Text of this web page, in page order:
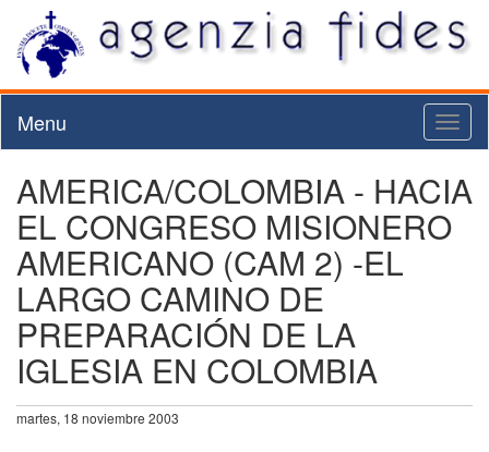
Menu
AMERICA/COLOMBIA - HACIA
EL CONGRESO MISIONERO
AMERICANO (CAM 2) -EL
LARGO CAMINO DE
PREPARACIÓN DE LA
IGLESIA EN COLOMBIA
martes, 18 noviembre 2003